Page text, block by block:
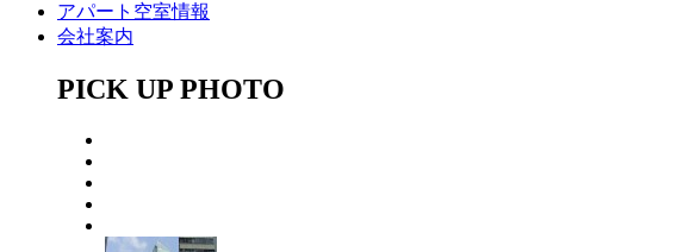
アパート空室情報
会社案内
PICK UP PHOTO